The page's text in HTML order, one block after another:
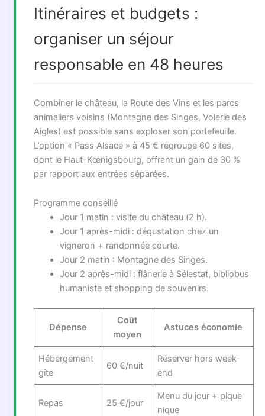
Itinéraires et budgets :
organiser un séjour
responsable en 48 heures
Combiner le château, la Route des Vins et les parcs
animaliers voisins (Montagne des Singes, Volerie des
Aigles) est possible sans exploser son portefeuille.
L’option « Pass Alsace » à 45 € regroupe 60 sites,
dont le Haut-Kœnigsbourg, offrant un gain de 30 %
par rapport aux entrées séparées.
Programme conseillé
Jour 1 matin : visite du château (2 h).
Jour 1 après-midi : dégustation chez un
vigneron + randonnée courte.
Jour 2 matin : Montagne des Singes.
Jour 2 après-midi : flânerie à Sélestat, bibliobus
humaniste et shopping de souvenirs.
Dépense
Coût
moyen
Astuces économie
Hébergement
gîte
60 €/nuit
Réserver hors week-
end
Repas 25 €/jour
Menu du jour + pique-
nique